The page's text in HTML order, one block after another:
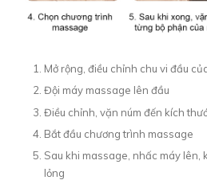
Mở rộng, điều chỉnh chu vi đầu
Đội máy massage lên đầu
Điều chỉnh, vặn núm đến kích
Bắt đầu chương trình massage
Sau khi massage, nhấc máy lên,
lỏng